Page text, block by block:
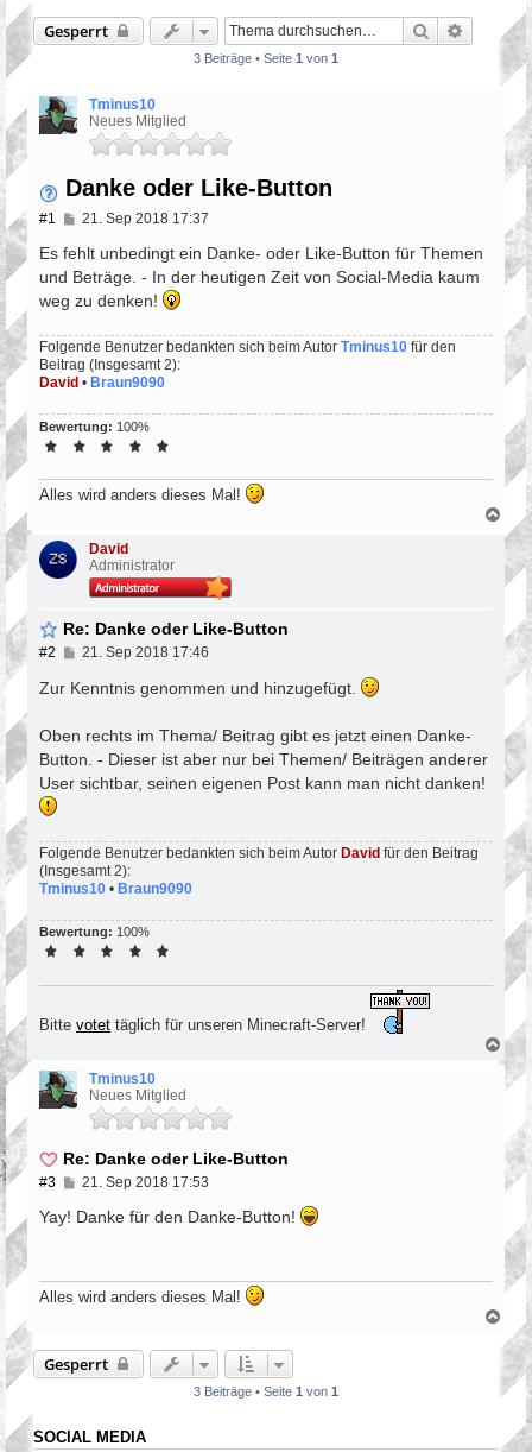
Gesperrt Suche
3 Beiträge • Seite 1 von 1
Tminus10
Neues Mitglied
Danke oder Like-Button
#1
B
i
r
a
21. Sep 2018 17:37
Es fehlt unbedingt ein Danke- oder Like-Button für Themen
und Beträge. - In der heutigen Zeit von Social-Media kaum
weg zu denken!
Folgende Benutzer bedankten sich beim Autor Tminus10 für den
Beitrag (Insgesamt 2):
David • Braun9090
Bewertung: 100%
Alles wird anders dieses Mal!
a
c
h
o
n
David
Administrator
Re: Danke oder Like-Button
#2
B
i
a
21. Sep 2018 17:46
Zur Kenntnis genommen und hinzugefügt.
Oben rechts im Thema/ Beitrag gibt es jetzt einen Danke-
Button. - Dieser ist aber nur bei Themen/ Beiträgen anderer
User sichtbar, seinen eigenen Post kann man nicht danken!
Folgende Benutzer bedankten sich beim Autor David für den Beitrag
(Insgesamt 2):
Tminus10 • Braun9090
Bewertung: 100%
Bitte votet täglich für unseren Minecraft-Server!
N
a
h
Tminus10
Neues Mitglied
Re: Danke oder Like-Button
#3
B
i
g
21. Sep 2018 17:53
Yay! Danke für den Danke-Button!
Alles wird anders dieses Mal!
c
h
b
Gesperrt
3 Beiträge • Seite 1 von 1
SOCIAL MEDIA